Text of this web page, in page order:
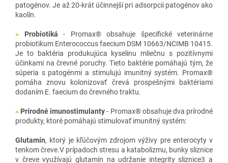
patogénov. Je až 20-krát účinnejší pri adsorpcii patogénov ako
kaolín.
» Probiotiká - Promax® obsahuje špecifické veterinárne
probiotikum Enterococcus faecium DSM 10663/NCIMB 10415.
Je to baktéria produkujúca kyselinu mliečnu s pozitívnymi
účinkami na črevné poruchy. Tieto baktérie pomáhajú tým, že
súperia s patogénmi a stimulujú imunitný systém. Promax®
pomáha znovu kolonizovať črevá prospešnými baktériami
dodaním E. faecium do črevného traktu.
» Prírodné imunostimulanty- Promax® obsahuje dva prírodné
produkty, ktoré pomáhajú stimulovať imunitný systém:
Glutamín, ktorý je kľúčovým zdrojom výživy pre enterocyty v
tenkom čreve.V prípadoch stresu a katabolizmu, bunky sliznice
v čreve využívajú glutamín na udržanie integrity sliznice3 a